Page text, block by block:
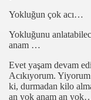
Yokluğun çok acı…
Yokluğunu
anam …
Evet yaşam devam
Acıkıyorum.
ki, durmadan kilo
an yok anam an
Boğdun Bizi)
Sevdim)
ve Demokrasimiz)